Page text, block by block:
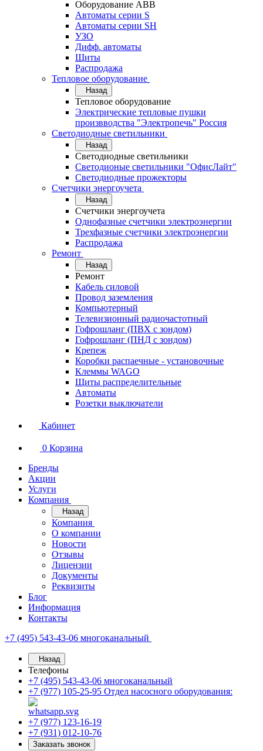
Оборудование АВВ
Автоматы серии S
Автоматы серии SH
УЗО
Дифф. автоматы
Щиты
Распродажа
Тепловое оборудование
Назад
Тепловое оборудование
Электрические тепловые пушки
произвводства "Электропечь" Россия
Светодиодные светильники
Назад
Светодиодные светильники
Светодионые светильники "ОфисЛайт"
Светодиодные прожекторы
Счетчики энергоучета
Назад
Счетчики энергоучета
Однофазные счетчики электроэнергии
Трехфазные счетчики электроэнергии
Распродажа
Ремонт
Назад
Ремонт
Кабель силовой
Провод заземления
Компьютерный
Телевизионный радиочастотный
Гофрошланг (ПВХ с зондом)
Гофрошланг (ПНД с зондом)
Крепеж
Коробки распаечные - установочные
Клеммы WAGO
Щиты распределительные
Автоматы
Розетки выключатели
Кабинет
0 Корзина
Бренды
Акции
Услуги
Компания
Назад
Компания
О компании
Новости
Отзывы
Лицензии
Документы
Реквизиты
Блог
Информация
Контакты
+7 (495) 543-43-06 многоканальный
Назад
Телефоны
+7 (495) 543-43-06 многоканальный
+7 (977) 105-25-95 Отдел насосного оборудования:
+7 (977) 123-16-19
+7 (931) 012-10-76
Заказать звонок